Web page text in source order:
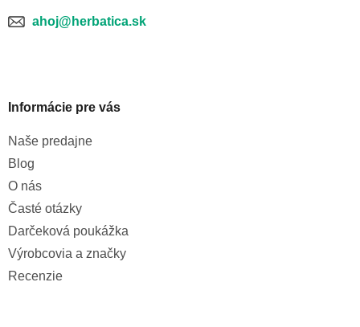
ahoj@herbatica.sk
Informácie pre vás
Naše predajne
Blog
O nás
Časté otázky
Darčeková poukážka
Výrobcovia a značky
Recenzie